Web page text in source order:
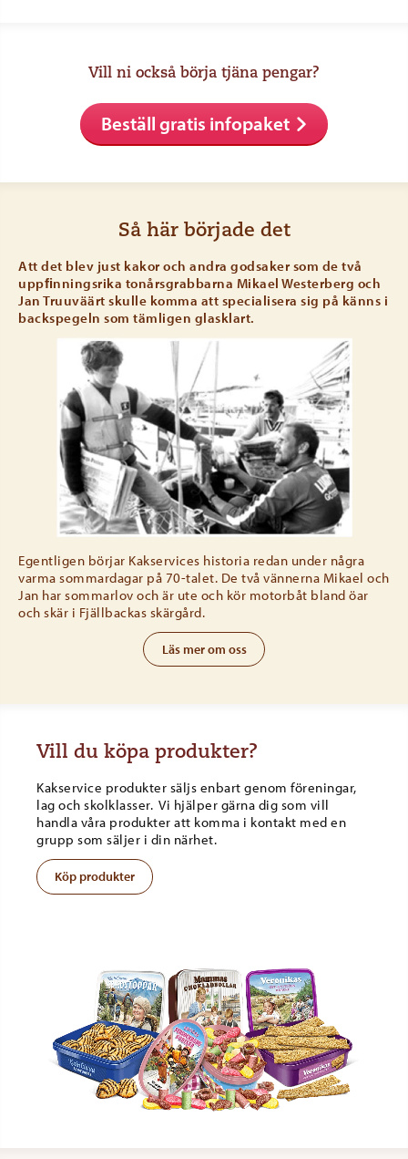
Vill ni också börja tjäna pengar?
Beställ gratis infopaket
Så här började det
Att det blev just kakor och andra godsaker som de två
uppﬁnningsrika tonårsgrabbarna Mikael Westerberg och
Jan Truuväärt skulle komma att specialisera sig på känns i
backspegeln som tämligen glasklart.
Egentligen börjar Kakservices historia redan under några
varma sommardagar på 70-talet. De två vännerna Mikael och
Jan har sommarlov och är ute och kör motorbåt bland öar
och skär i Fjällbackas skärgård.
Läs mer om oss
Vill du köpa produkter?
Kakservice produkter säljs enbart genom föreningar,
lag och skolklasser. Vi hjälper gärna dig som vill
handla våra produkter att komma i kontakt med en
grupp som säljer i din närhet.
Köp produkter